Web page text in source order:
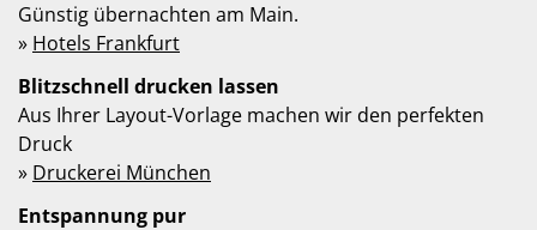
Günstig übernachten am Main.
» Hotels Frankfurt
Blitzschnell drucken lassen
Aus Ihrer Layout-Vorlage machen wir den perfekten
Druck
» Druckerei München
Entspannung pur